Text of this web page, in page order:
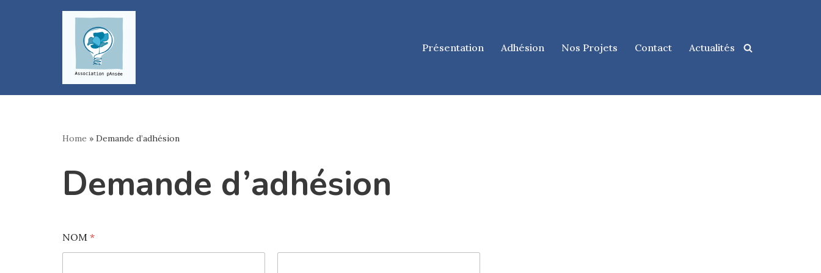
Présentation Adhésion Nos Projets Contact Actualités
Home » Demande d’adhésion
Demande d’adhésion
NOM *